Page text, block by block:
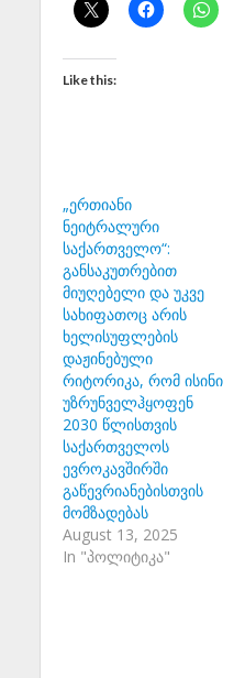
Like this:
„ერთიანი
ნეიტრალური
საქართველო“:
განსაკუთრებით
მიუღებელი და უკვე
სახიფათოც არის
ხელისუფლების
დაჟინებული
რიტორიკა, რომ ისინი
უზრუნველჰყოფენ
2030 წლისთვის
საქართველოს
ევროკავშირში
გაწევრიანებისთვის
მომზადებას
August 13, 2025
In "პოლიტიკა"